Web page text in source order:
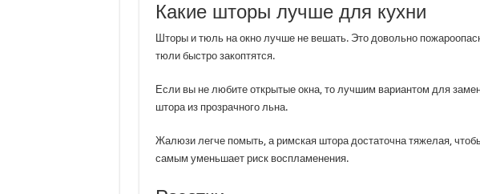
Какие шторы лучше для кухни
Шторы и тюль на окно лучше не вешать. Это довольно
тюли быстро закоптятся.
Если вы не любите открытые окна, то лучшим вариантом для
штора из прозрачного льна.
Жалюзи легче помыть, а римская штора достаточна тяжелая,
самым уменьшает риск воспламенения.